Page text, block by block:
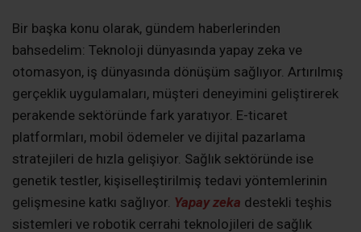
Bir başka konu olarak, gündem haberlerinden
bahsedelim: Teknoloji dünyasında yapay zeka ve
otomasyon, iş dünyasında dönüşüm sağlıyor. Artırılmış
gerçeklik uygulamaları, müşteri deneyimini geliştirerek
perakende sektöründe fark yaratıyor. E-ticaret
platformları, mobil ödemeler ve dijital pazarlama
stratejileri de hızla gelişiyor. Sağlık sektöründe ise
genetik testler, kişiselleştirilmiş tedavi yöntemlerinin
gelişmesine katkı sağlıyor. Yapay zeka destekli teşhis
sistemleri ve robotik cerrahi teknolojileri de sağlık